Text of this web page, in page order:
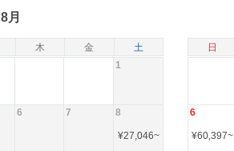
木 金 土 日
8月
1
6 7 8
¥27,046~
6
¥60,397~